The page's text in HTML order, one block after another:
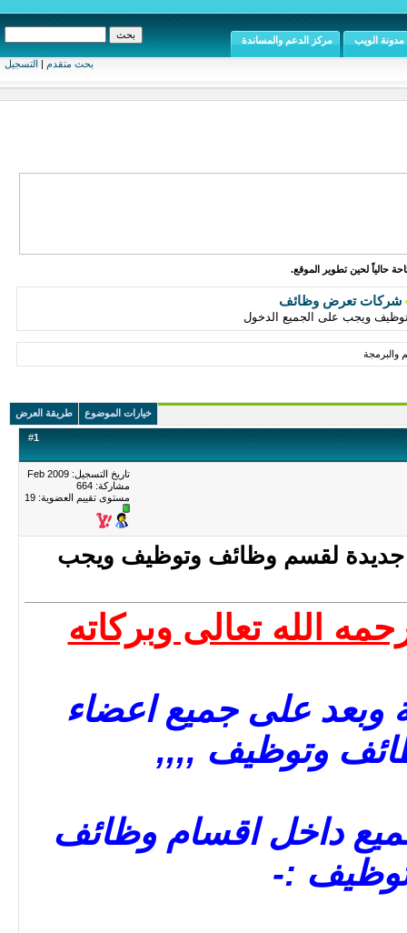
بحث متقدم | التسجيل
مدونة الويب مركز الدعم والمساندة
حالياً لحين تطوير الموقع.
شركات تعرض وظائف
ويجب على الجميع الدخول
والبرمجة
خيارات الموضوع طريقة العرض
#1
تاريخ التسجيل: Feb 2009
مشاركة: 664
مستوى تقييم العضوية: 19
جديدة لقسم وظائف وتوظيف ويجب
الله تعالى وبركاته
وبعد على جميع اعضاء
وتوظيف ,,,,
داخل اقسام وظائف
:-